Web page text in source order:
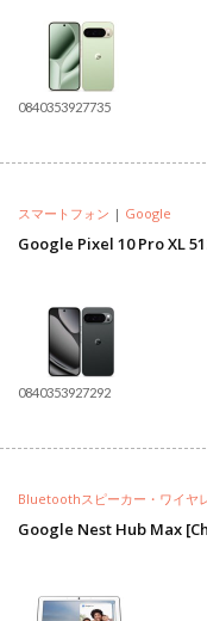
0840353927735
スマートフォン | Google
Google Pixel 10 Pro XL
0840353927292
Bluetoothスピーカー・ワイヤ
Google Nest Hub Max